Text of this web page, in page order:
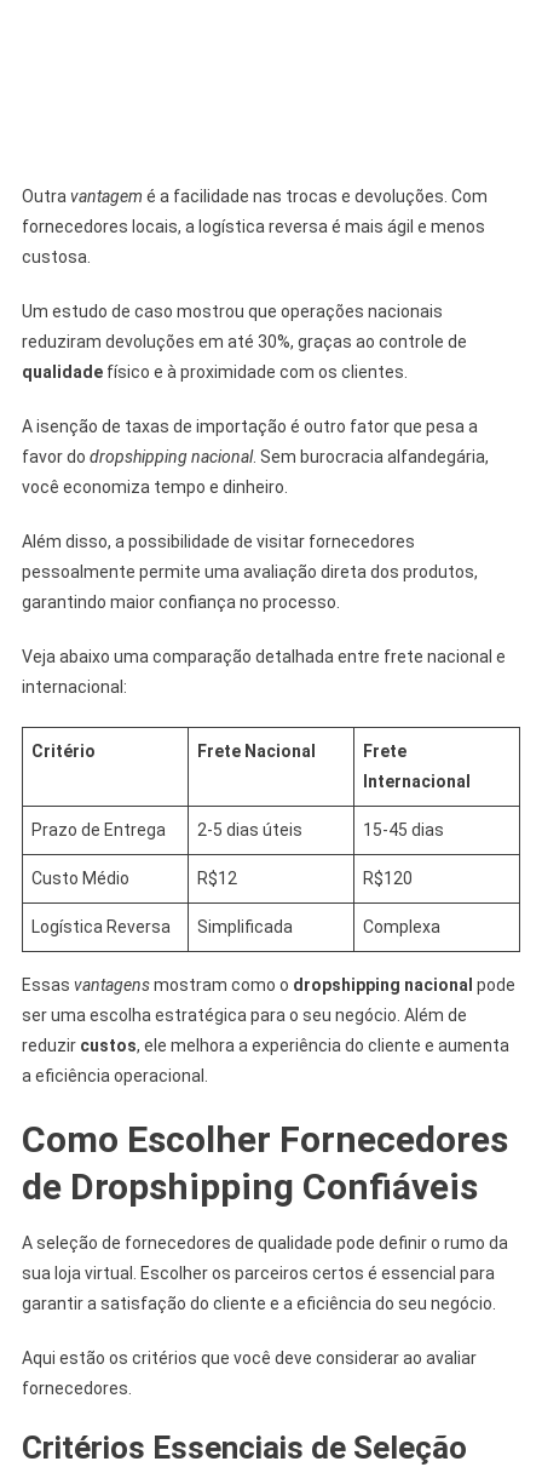
Outra vantagem é a facilidade nas trocas e devoluções. Com
fornecedores locais, a logística reversa é mais ágil e menos
custosa.
Um estudo de caso mostrou que operações nacionais
reduziram devoluções em até 30%, graças ao controle de
qualidadefísico e à proximidade com os clientes.
A isenção de taxas de importação é outro fator que pesa a
favor do dropshipping nacional. Sem burocracia alfandegária,
você economiza tempo e dinheiro.
Além disso, a possibilidade de visitar fornecedores
pessoalmente permite uma avaliação direta dos produtos,
garantindo maior confiança no processo.
Veja abaixo uma comparação detalhada entre frete nacional e
internacional:
Critério Frete Nacional
Frete
Internacional
Prazo de Entrega 2-5 dias úteis 15-45 dias
Custo Médio R$12 R$120
Logística Reversa Simplificada Complexa
Essas vantagensmostram como o dropshipping nacional pode
ser uma escolha estratégica para o seu negócio. Além de
reduzir custos, ele melhora a experiência do cliente e aumenta
a eficiência operacional.
Como Escolher Fornecedores
de Dropshipping Confiáveis
A seleção de fornecedores de qualidade pode definir o rumo da
sua loja virtual. Escolher os parceiros certos é essencial para
garantir a satisfação do cliente e a eficiência do seu negócio.
Aqui estão os critérios que você deve considerar ao avaliar
fornecedores.
Critérios Essenciais de Seleção